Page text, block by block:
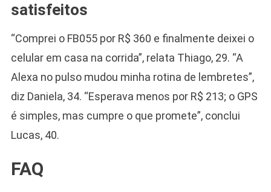
satisfeitos
“Comprei o FB055 por R$ 360 e finalmente deixei o
celular em casa na corrida”, relata Thiago, 29. “A
Alexa no pulso mudou minha rotina de lembretes”,
diz Daniela, 34. “Esperava menos por R$ 213; o GPS
é simples, mas cumpre o que promete”, conclui
Lucas, 40.
FAQ